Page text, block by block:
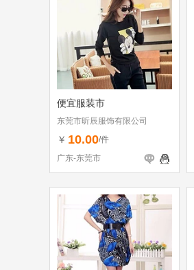
便宜服装市
东莞市昕辰服饰有限公司
￥ 10.00/件
广东-东莞市